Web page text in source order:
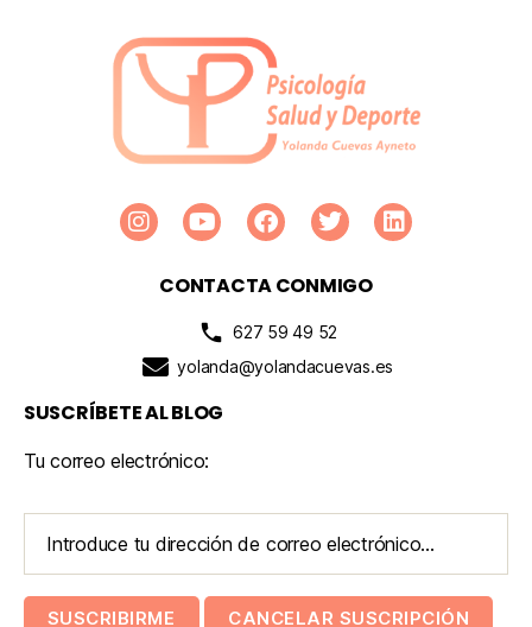
CONTACTA CONMIGO
627 59 49 52
yolanda@yolandacuevas.es
SUSCRÍBETE AL BLOG
Tu correo electrónico: